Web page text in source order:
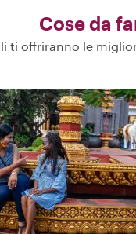
Cose da
ti offriranno le